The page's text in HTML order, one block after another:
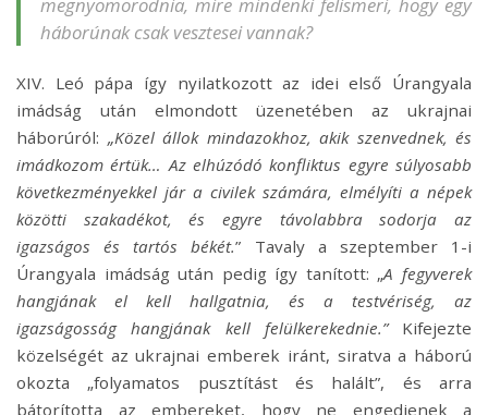
megnyomorodnia, mire mindenki felismeri, hogy egy
háborúnak csak vesztesei vannak?
XIV. Leó pápa így nyilatkozott az idei első Úrangyala
imádság után elmondott üzenetében az ukrajnai
háborúról: „Közel állok mindazokhoz, akik szenvednek, és
imádkozom értük… Az elhúzódó konfliktus egyre súlyosabb
következményekkel jár a civilek számára, elmélyíti a népek
közötti szakadékot, és egyre távolabbra sodorja az
igazságos és tartós békét.” Tavaly a szeptember 1-i
Úrangyala imádság után pedig így tanított: „A fegyverek
hangjának el kell hallgatnia, és a testvériség, az
igazságosság hangjának kell felülkerekednie.”Kifejezte
közelségét az ukrajnai emberek iránt, siratva a háború
okozta „folyamatos pusztítást és halált”, és arra
bátorította az embereket, hogy ne engedjenek a